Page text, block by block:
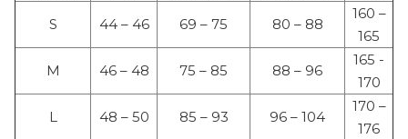
S
44 – 46 69 – 75 80 – 88
160 –
165
M
46 – 48 75 – 85 88 – 96
165 -
170
L
48 – 50 85 – 93 96 – 104
170 –
176